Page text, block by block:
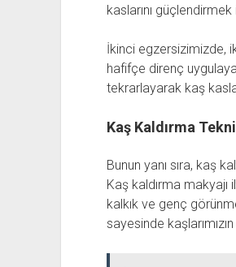
kaslarını
İkinci egzersizimizde,
hafifçe direnç
tekrarlayarak kaş
Kaş Kaldırma
Bunun yanı sıra, kaş
Kaş kaldırma makyajı
kalkık ve genç
sayesinde